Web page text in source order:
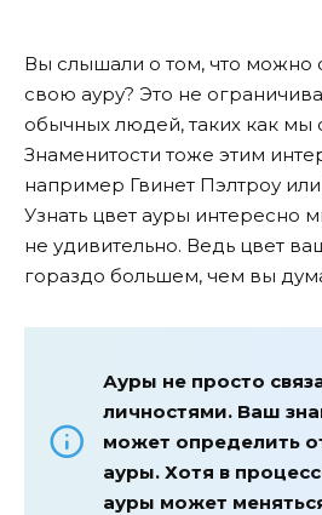
Вы слышали о том, что можно
свою ауру? Это не
обычных людей, таких как мы
Знаменитости тоже этим
например Гвинет Пэлтроу
Узнать цвет ауры интересно
не удивительно. Ведь цвет
гораздо большем, чем вы
Ауры не просто
личностями. Ваш
может определить
ауры. Хотя в
ауры может